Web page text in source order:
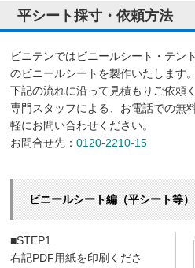
平シート採寸・依頼方法
ビニテンではビニールシート・テン
のビニールシートを製作いたします。
下記の流れに沿って見積もりご依頼
専門スタッフによる、お電話での無
軽にお問い合わせください。
お問合せ先：0120-2210-15
ビニールシート編（平シート等）
■STEP1
右記PDF用紙を印刷くださ